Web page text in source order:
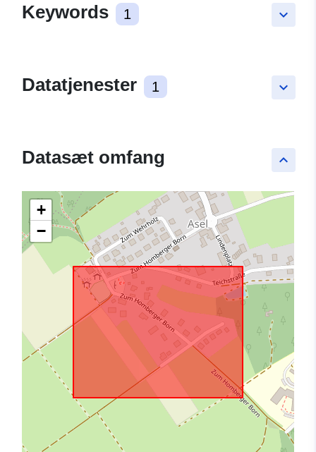
keyboard_arrow_down
Keywords 1
keyboard_arrow_down
Datatjenester 1
keyboard_arrow_up
Datasæt omfang
+
−